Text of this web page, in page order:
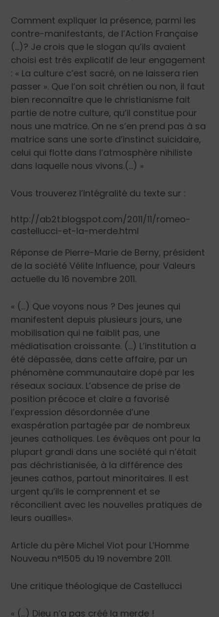
Comment expliquer la présence, parmi les
contre-manifestants, de l’Action Française
(…)? Je crois que le slogan qu’ils avaient
choisi est très explicatif de leur engagement
: « La culture c’est sacré, on ne laissera rien
passer ». Que l’on soit chrétien ou non, il faut
bien reconnaître que le christianisme fait
partie de notre culture, qu’il constitue pour
nous une matrice. On ne s’en prend pas à sa
matrice sans une sorte d’instinct suicidaire,
celui qui flotte dans l’atmosphère nihiliste
dans laquelle nous vivons.(…) »
Vous trouverez l’intégralité du texte sur :
http://ab2t.blogspot.com/2011/11/romeo-
castellucci-et-la-merde.html
Réponse de Pierre-Marie de Berny, président
de la société Vélite Influence, pour Valeurs
actuelle du 16 novembre 2011.
« (…) Que voyons nous ? Des jeunes qui
manifestent depuis plusieurs jours, une
mobilisation qui ne faiblit pas, une
médiatisation croissante. (…) L’institution a
été dépassée, dans cette affaire, par un
phénomène communautaire dopé par les
réseaux sociaux. L’absence de prise de
position précoce et claire a favorisé
l’expression désordonnée d’une
exaspération partagée par de nombreux
jeunes catholiques. Les évêques ont pour la
plupart grandi dans une société qui n’était
pas déchristianisée, à la différence des
jeunes cathos, partout minoritaires. Il est
urgent qu’ils le comprennent et se
réconcilient avec les nouvelles pratiques de
leurs ouailles».
Article du père Michel Viot pour L’Homme
Nouveau n°1505 du 19 novembre 2011.
Une critique théologique de Castellucci
« (…) Dieu n’a pas créé la merde !